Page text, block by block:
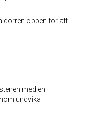
dörren öppen för att
med en
undvika